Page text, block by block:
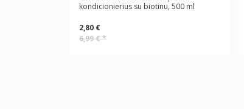
kondicionierius su biotinu, 500 ml
2,80 €
6,99 €*